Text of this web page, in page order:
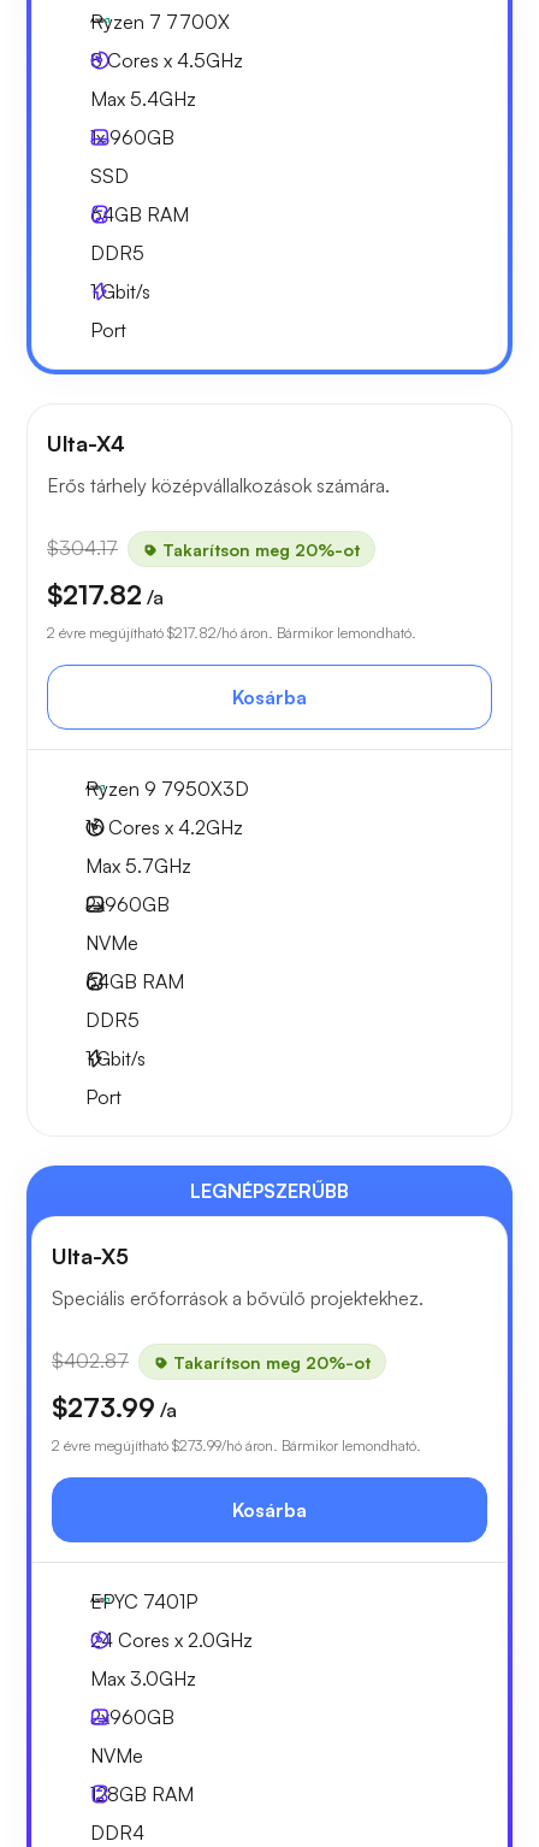
Ryzen 7 7700X
8 Cores x 4.5GHz
Max 5.4GHz
1x960GB
SSD
64GB RAM
DDR5
1Gbit/s
Port
Ulta-X4
Erős tárhely középvállalkozások számára.
$304.17 Takarítson meg 20%-ot
$217.82 /a
2 évre megújítható $217.82/hó áron. Bármikor lemondható.
Kosárba
Ryzen 9 7950X3D
16 Cores x 4.2GHz
Max 5.7GHz
2x960GB
NVMe
64GB RAM
DDR5
1Gbit/s
Port
LEGNÉPSZERŰBB
Ulta-X5
Speciális erőforrások a bővülő projektekhez.
$402.87 Takarítson meg 20%-ot
$273.99 /a
2 évre megújítható $273.99/hó áron. Bármikor lemondható.
Kosárba
EPYC 7401P
24 Cores x 2.0GHz
Max 3.0GHz
2x960GB
NVMe
128GB RAM
DDR4